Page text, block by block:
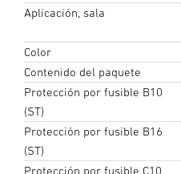
Aplicación, sala
Color
Contenido del paquete
Protección por fusible B10
(ST)
Protección por fusible B16
(ST)
Protección por fusible C10